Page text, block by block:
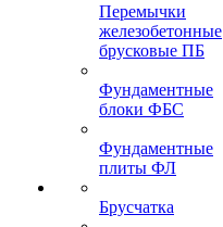
Перемычки
железобетонные
брусковые ПБ
Фундаментные
блоки ФБС
Фундаментные
плиты ФЛ
Брусчатка